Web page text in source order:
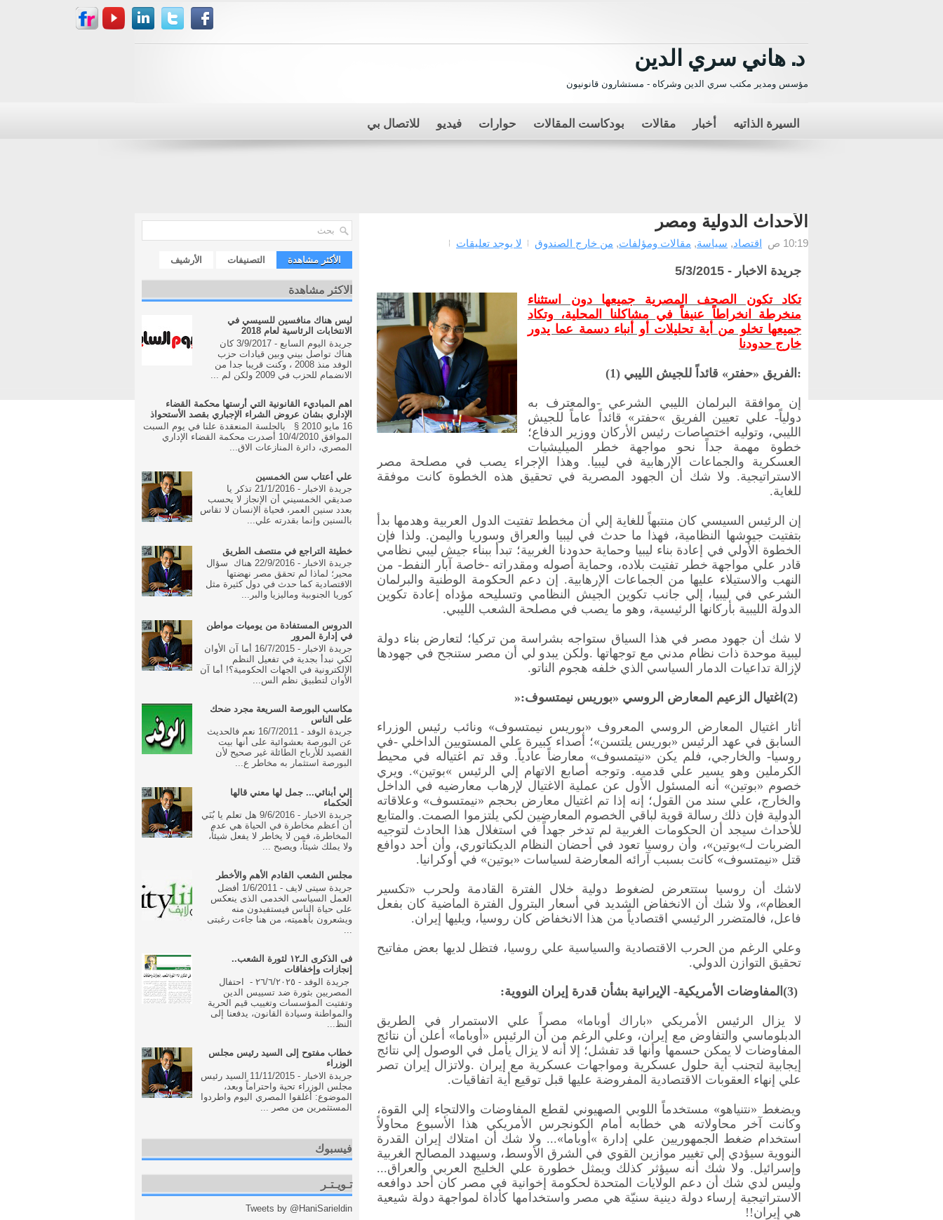
د. هاني سري الدين
مؤسس ومدير مكتب سري الدين وشركاه - مستشارون قانونيون
السيرة الذاتيه أخبار مقالات بودكاست المقالات حوارات فيديو للاتصال بي
الأحداث الدولية ومصر
10:19 ص اقتصاد, سياسة, مقالات ومؤلفات, من خارج الصندوق لا يوجد تعليقات
جريدة الاخبار - 5/3/2015
تكاد تكون الصحف المصرية جميعها دون استثناء
منخرطة انخراطاً عنيفاً في مشاكلنا المحلية، وتكاد
جميعها تخلو من أية تحليلات أو أنباء دسمة عما يدور
خارج حدودنا
(1) الفريق «حفتر» قائداً للجيش الليبي :
إن موافقة البرلمان الليبي الشرعي -والمعترف به
دولياً- علي تعيين الفريق «حفتر» قائداً عاماً للجيش
الليبي، وتوليه اختصاصات رئيس الأركان ووزير الدفاع؛
خطوة مهمة جداً نحو مواجهة خطر الميليشيات
العسكرية والجماعات الإرهابية في ليبيا. وهذا الإجراء يصب في مصلحة مصر
الاستراتيجية. ولا شك أن الجهود المصرية في تحقيق هذه الخطوة كانت موفقة
للغاية.
إن الرئيس السيسي كان منتبهاً للغاية إلي أن مخطط تفتيت الدول العربية وهدمها بدأ
بتفتيت جيوشها النظامية، فهذا ما حدث في ليبيا والعراق وسوريا واليمن. ولذا فإن
الخطوة الأولي في إعادة بناء ليبيا وحماية حدودنا الغربية؛ تبدأ ببناء جيش ليبي نظامي
قادر علي مواجهة خطر تفتيت بلاده، وحماية أصوله ومقدراته-خاصة آبار النفط- من
النهب والاستيلاء عليها من الجماعات الإرهابية. إن دعم الحكومة الوطنية والبرلمان
الشرعي في ليبيا، إلي جانب تكوين الجيش النظامي وتسليحه مؤداه إعادة تكوين
الدولة الليبية بأركانها الرئيسية، وهو ما يصب في مصلحة الشعب الليبي.
لا شك أن جهود مصر في هذا السياق ستواجه بشراسة من تركيا؛ لتعارض بناء دولة
ليبية موحدة ذات نظام مدني مع توجهاتها .ولكن يبدو لي أن مصر ستنجح في جهودها
لإزالة تداعيات الدمار السياسي الذي خلفه هجوم الناتو.
(2) اغتيال الزعيم المعارض الروسي «بوريس نيمتسوف»:
أثار اغتيال المعارض الروسي المعروف «بوريس نيمتسوف» ونائب رئيس الوزراء
السابق في عهد الرئيس «بوريس يلتسن»؛ أصداء كبيرة علي المستويين الداخلي -في
روسيا- والخارجي، فلم يكن «نيتمسوف» معارضاً عادياً. وقد تم اغتياله في محيط
الكرملين وهو يسير علي قدميه. وتوجه أصابع الاتهام إلي الرئيس «بوتين». ويري
خصوم «بوتين» أنه المسئول الأول عن عملية الاغتيال لإرهاب معارضيه في الداخل
والخارج، علي سند من القول؛ إنه إذا تم اغتيال معارض بحجم «نيمتسوف» وعلاقاته
الدولية فإن ذلك رسالة قوية لباقي الخصوم المعارضين لكي يلتزموا الصمت. والمتابع
للأحداث سيجد أن الحكومات الغربية لم تدخر جهداً في استغلال هذا الحادث لتوجيه
الضربات لـ»بوتين»، وأن روسيا تعود في أحضان النظام الديكتاتوري، وأن أحد دوافع
قتل «نيمتسوف» كانت بسبب آرائه المعارضة لسياسات «بوتين» في أوكرانيا.
لاشك أن روسيا ستتعرض لضغوط دولية خلال الفترة القادمة ولحرب «تكسير
العظام»، ولا شك أن الانخفاض الشديد في أسعار البترول الفترة الماضية كان بفعل
فاعل، فالمتضرر الرئيسي اقتصادياً من هذا الانخفاض كان روسيا، ويليها إيران.
وعلي الرغم من الحرب الاقتصادية والسياسية علي روسيا، فتظل لديها بعض مفاتيح
تحقيق التوازن الدولي.
(3) المفاوضات الأمريكية- الإيرانية بشأن قدرة إيران النووية:
لا يزال الرئيس الأمريكي «باراك أوباما» مصراً علي الاستمرار في الطريق
الدبلوماسي والتفاوض مع إيران، وعلي الرغم من أن الرئيس «أوباما» أعلن أن نتائج
المفاوضات لا يمكن حسمها وأنها قد تفشل؛ إلا أنه لا يزال يأمل في الوصول إلي نتائج
إيجابية لتجنب أية حلول عسكرية ومواجهات عسكرية مع إيران .ولاتزال إيران تصر
علي إنهاء العقوبات الاقتصادية المفروضة عليها قبل توقيع أية اتفاقيات.
ويضغط «نتنياهو» مستخدماً اللوبي الصهيوني لقطع المفاوضات والالتجاء إلي القوة،
وكانت آخر محاولاته هي خطابه أمام الكونجرس الأمريكي هذا الأسبوع محاولاً
استخدام ضغط الجمهوريين علي إدارة « أوباما»... ولا شك أن امتلاك إيران القدرة
النووية سيؤدي إلي تغيير موازين القوي في الشرق الأوسط، وسيهدد المصالح الغربية
وإسرائيل. ولا شك أنه سيؤثر كذلك ويمثل خطورة علي الخليج العربي والعراق...
وليس لدي شك أن دعم الولايات المتحدة لحكومة إخوانية في مصر كان أحد دوافعه
الاستراتيجية إرساء دولة دينية سنيّة هي مصر واستخدامها كأداة لمواجهة دولة شيعية
هي إيران!!
الأكثر مشاهدة التصنيفات الأرشيف
الاكثر مشاهدة
ليس هناك منافسين للسيسي في
الانتخابات الرئاسية لعام 2018
جريدة اليوم السابع - 3/9/2017 كان
هناك تواصل بيني وبين قيادات حزب
الوفد منذ 2008 ، وكنت قريبا جدا من
الانضمام للحزب في 2009 ولكن لم ...
اهم المباديء القانونية التي أرستها محكمة القضاء
الإداري بشان عروض الشراء الإجباري بقصد الأستحواذ
16 مايو 2010 § بالجلسة المنعقدة علنا في يوم السبت
الموافق 10/4/2010 أصدرت محكمة القضاء الإداري
المصري، دائرة المنازعات الاق...
علي أعتاب سن الخمسين
جريدة الاخبار - 21/1/2016 تذكر يا
صديقي الخمسيني أن الإنجاز لا يحسب
بعدد سنين العمر، فحياة الإنسان لا تقاس
بالسنين وإنما بقدرته علي...
خطيئة التراجع في منتصف الطريق
جريدة الاخبار - 22/9/2016 هناك سؤال
محير؛ لماذا لم تحقق مصر نهضتها
الاقتصادية كما حدث في دول كثيرة مثل
كوريا الجنوبية وماليزيا والبر...
الدروس المستفادة من يوميات مواطن
في إدارة المرور
جريدة الاخبار - 16/7/2015 أما آن الأوان
لكي نبدأ بجدية في تفعيل النظم
الإلكترونية في الجهات الحكومية؟! أما آن
الأوان لتطبيق نظم الس...
مكاسب البورصة السريعة مجرد ضحك
على الناس
جريدة الوفد - 16/7/2011 نعم فالحديث
عن البورصة بعشوائية على أنها بيت
القصيد للأرباح الطائلة غير صحيح لأن
البورصة استثمار به مخاطر ع...
إلي أبنائي... جمل لها معني قالها
الحكماء
جريدة الاخبار - 9/6/2016 هل تعلم يا بُنَي
أن أعظم مخاطرة في الحياة هي عدم
المخاطرة، فمن لا يخاطر لا يفعل شيئاً،
ولا يملك شيئاً، ويصبح ...
مجلس الشعب القادم الأهم والأخطر
جريدة سيتى لايف - 1/6/2011 أفضل
العمل السياسى الخدمى الذى ينعكس
على حياة الناس فيستفيدون منه
ويشعرون بأهميته، من هنا جاءت رغبتى
فى الذكرى الـ١٢ لثورة الشعب..
إنجازات وإخفاقات
جريدة الوفد - ٢٦/٦/٢٠٢٥ - احتفال
المصريين بثورة ضد تسييس الدين
وتفتيت المؤسسات وتغييب قيم الحرية
والمواطنة وسيادة القانون، يدفعنا إلى
النظ...
خطاب مفتوح إلى السيد رئيس مجلس
الوزراء
جريدة الاخبار - 11/11/2015 السيد رئيس
مجلس الوزراء تحية واحتراماً وبعد،
الموضوع: أغلقوا المصري اليوم واطردوا
المستثمرين من مصر ...
فيسبوك
تـويـتـر
Tweets by @HaniSarieldin